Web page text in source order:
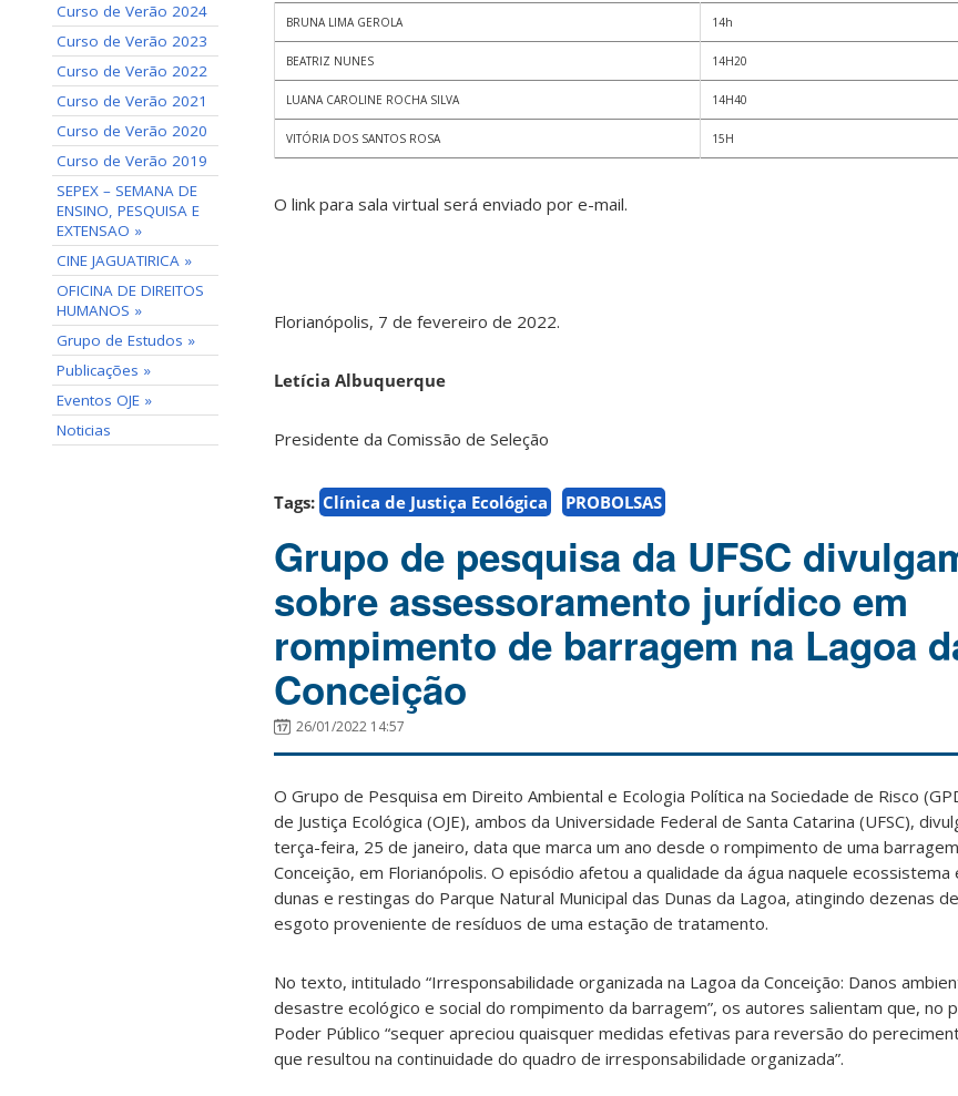
Curso de Verão 2024
Curso de Verão 2023
Curso de Verão 2022
Curso de Verão 2021
Curso de Verão 2020
Curso de Verão 2019
SEPEX – SEMANA DE
ENSINO, PESQUISA E
EXTENSAO »
CINE JAGUATIRICA »
OFICINA DE DIREITOS
HUMANOS »
Grupo de Estudos »
Publicações »
Eventos OJE »
Noticias
BRUNA LIMA GEROLA 14h
BEATRIZ NUNES 14H20
LUANA CAROLINE ROCHA SILVA 14H40
VITÓRIA DOS SANTOS ROSA 15H
O link para sala virtual será enviado por e-mail.
Florianópolis, 7 de fevereiro de 2022.
Letícia Albuquerque
Presidente da Comissão de Seleção
Tags: Clínica de Justiça Ecológica PROBOLSAS
Grupo de pesquisa da UFSC
sobre assessoramento jurídico em
rompimento de barragem na Lagoa
Conceição
26/01/2022 14:57
O Grupo de Pesquisa em Direito Ambiental e Ecologia Política na Sociedade de Risco
de Justiça Ecológica (OJE), ambos da Universidade Federal de Santa Catarina (UFSC),
terça-feira, 25 de janeiro, data que marca um ano desde o rompimento de uma
Conceição, em Florianópolis. O episódio afetou a qualidade da água naquele ecossistema
dunas e restingas do Parque Natural Municipal das Dunas da Lagoa, atingindo dezenas
esgoto proveniente de resíduos de uma estação de tratamento.
No texto, intitulado “Irresponsabilidade organizada na Lagoa da Conceição: Danos
desastre ecológico e social do rompimento da barragem”, os autores salientam que, no
Poder Público “sequer apreciou quaisquer medidas efetivas para reversão do
que resultou na continuidade do quadro de irresponsabilidade organizada”.